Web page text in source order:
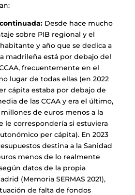
Desde hace mucho
sobre PIB regional y el
y año que se dedica a
madrileña está por debajo del
frecuentemente en el
lugar de todas ellas (en 2022
cápita estaba por debajo de
de las CCAA y era el último,
de euros menos a la
le correspondería si estuviera
per cápita). En 2023
destina a la Sanidad
menos de lo realmente
datos de la propia
(Memoria SERMAS 2021),
de falta de fondos